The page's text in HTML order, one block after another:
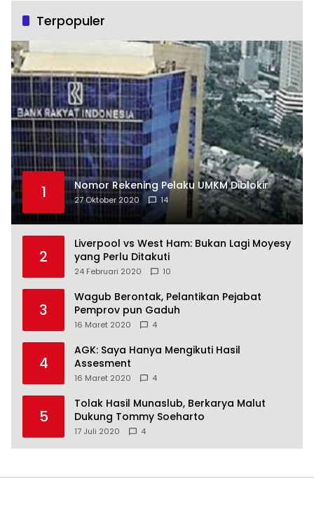
Terpopuler
1 Nomor Rekening Pelaku UMKM Diblokir
27 Oktober 2020 14
2
Liverpool vs West Ham: Bukan Lagi Moyesy
yang Perlu Ditakuti
24 Februari 2020 10
3
Wagub Berontak, Pelantikan Pejabat
Pemprov pun Gaduh
16 Maret 2020 4
4
AGK: Saya Hanya Mengikuti Hasil
Assesment
16 Maret 2020 4
5
Tolak Hasil Munaslub, Berkarya Malut
Dukung Tommy Soeharto
17 Juli 2020 4